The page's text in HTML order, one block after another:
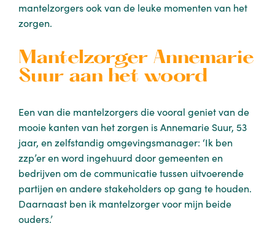
mantelzorgers ook van de leuke momenten van het
zorgen.
Mantelzorger Annemarie
Suur aan het woord
Een van die mantelzorgers die vooral geniet van de
mooie kanten van het zorgen is Annemarie Suur, 53
jaar, en zelfstandig omgevingsmanager: ‘Ik ben
zzp’er en word ingehuurd door gemeenten en
bedrijven om de communicatie tussen uitvoerende
partijen en andere stakeholders op gang te houden.
Daarnaast ben ik mantelzorger voor mijn beide
ouders.’